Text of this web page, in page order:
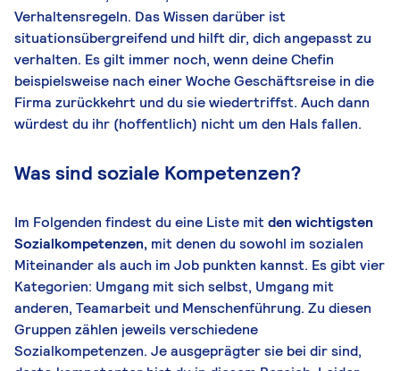
Verhaltensregeln. Das Wissen darüber ist
situationsübergreifend und hilft dir, dich angepasst zu
verhalten. Es gilt immer noch, wenn deine Chefin
beispielsweise nach einer Woche Geschäftsreise in die
Firma zurückkehrt und du sie wiedertriffst. Auch dann
würdest du ihr (hoffentlich) nicht um den Hals fallen.
Was sind soziale Kompetenzen?
Im Folgenden findest du eine Liste mitden wichtigsten
Sozialkompetenzen, mit denen du sowohl im sozialen
Miteinander als auch im Job punkten kannst. Es gibt vier
Kategorien: Umgang mit sich selbst, Umgang mit
anderen, Teamarbeit und Menschenführung. Zu diesen
Gruppen zählen jeweils verschiedene
Sozialkompetenzen. Je ausgeprägter sie bei dir sind,